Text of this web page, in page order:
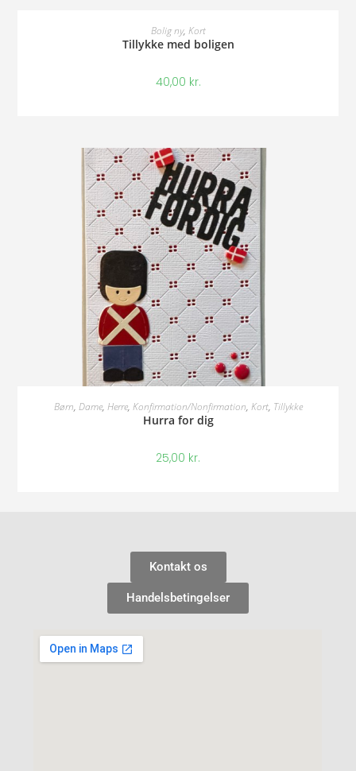
Bolig ny, Kort
Tillykke med boligen
40,00 kr.
Børn, Dame, Herre, Konfirmation/Nonfirmation, Kort, Tillykke
Hurra for dig
25,00 kr.
Kontakt os
Handelsbetingelser